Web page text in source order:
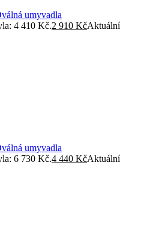
umyvadla
4 410 Kč.2 910 KčAktuální
umyvadla
6 730 Kč.4 440 KčAktuální